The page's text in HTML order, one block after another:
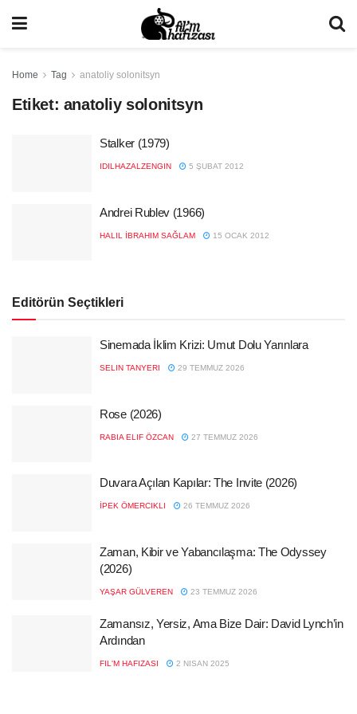
Home Tag anatoliy solonitsyn
Etiket: anatoliy solonitsyn
Stalker (1979)
IDILHAZALZENGIN 5 ŞUBAT 2012
Andrei Rublev (1966)
HALIL İBRAHIM SAĞLAM 15 OCAK 2012
Editörün Seçtikleri
Sinemada İklim Krizi: Umut Dolu Yarınlara
SELIN TANYERI 29 TEMMUZ 2026
Rose (2026)
RABIA ELIF ÖZCAN 27 TEMMUZ 2026
Duvara Açılan Kapılar: The Invite (2026)
İPEK ÖMERCIKLI 26 TEMMUZ 2026
Zaman, Kibir ve Yabancılaşma: The Odyssey
(2026)
YAŞAR GÜLVEREN 23 TEMMUZ 2026
Zamansız, Yersiz, Ama Bize Dair: David Lynch’in
Ardından
FIL'M HAFIZASI 2 NISAN 2025